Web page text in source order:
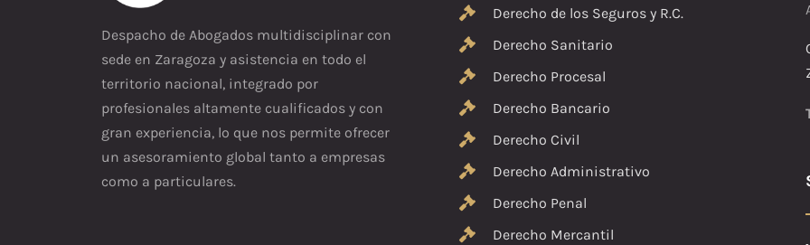
Despacho de Abogados multidisciplinar con
sede en Zaragoza y asistencia en todo el
territorio nacional, integrado por
profesionales altamente cualificados y con
gran experiencia, lo que nos permite ofrecer
un asesoramiento global tanto a empresas
como a particulares.
Derecho de los Seguros y R.C.
Derecho Sanitario
Derecho Procesal
Derecho Bancario
Derecho Civil
Derecho Administrativo
Derecho Penal
Derecho Mercantil